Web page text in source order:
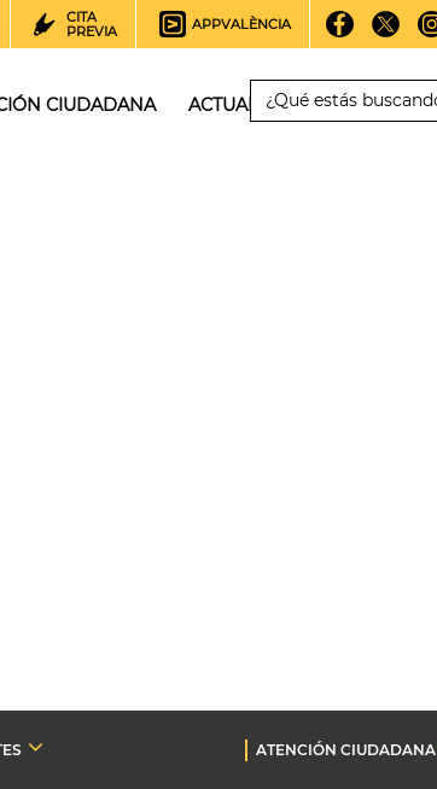
CITA
PREVIA
APPVALÈNCIA
CIUDADANA ACTUALIDAD
ATENCIÓN CIUDADANA